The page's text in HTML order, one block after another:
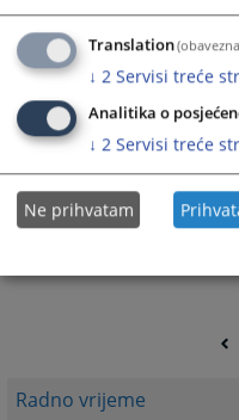
Radno vrijeme
Translation
↓ 2 Servisi treće
Analitika o
↓ 2 Servisi treće
Ne prihvatam